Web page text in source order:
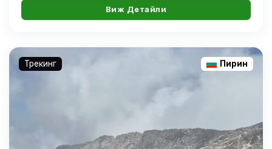
Виж Детайли
Трекинг Пирин